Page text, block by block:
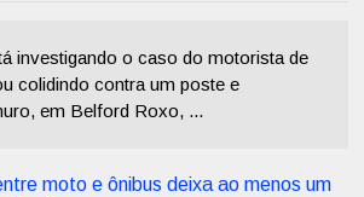
investigando o caso do motorista de
colidindo contra um poste e
em Belford Roxo, ...
moto e ônibus deixa ao menos um